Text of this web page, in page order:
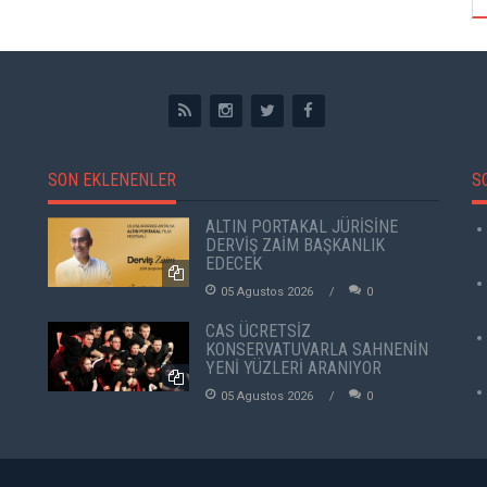
SON EKLENENLER
ALTIN PORTAKAL JÜRİSİNE
DERVİŞ ZAİM BAŞKANLIK
EDECEK
05 Agustos 2026 0
CAS ÜCRETSİZ
KONSERVATUVARLA SAHNENİN
YENİ YÜZLERİ ARANIYOR
05 Agustos 2026 0